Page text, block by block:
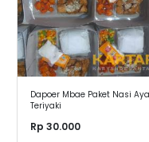
Dapoer Mbae Paket Nasi
Teriyaki
Rp 30.000